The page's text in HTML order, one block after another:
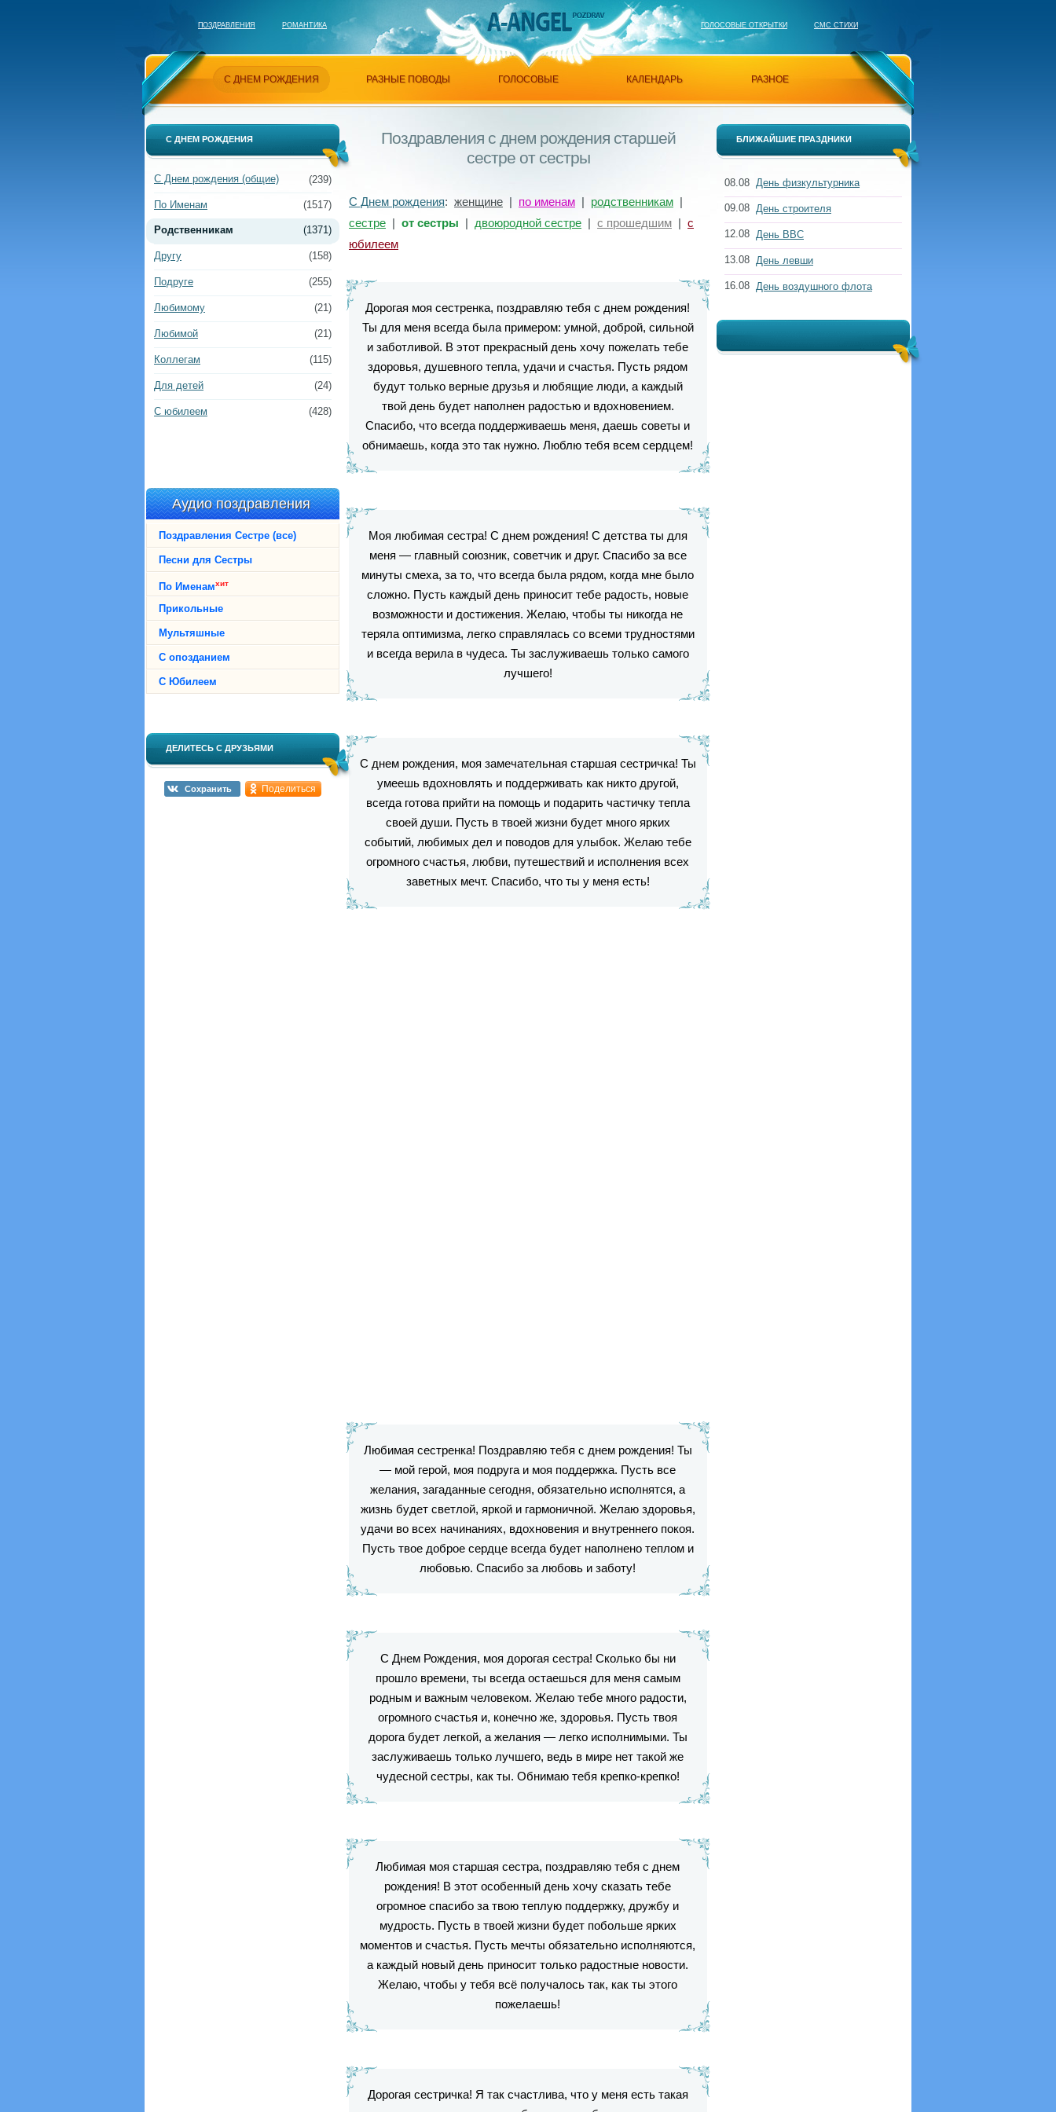
ПОЗДРАВЛЕНИЯ РОМАНТИКА ГОЛОСОВЫЕ ОТКРЫТКИ СМС СТИХИ
С ДНЕМ РОЖДЕНИЯ РАЗНЫЕ ПОВОДЫ ГОЛОСОВЫЕ КАЛЕНДАРЬ РАЗНОЕ
Поздравления с днем рождения старшей
сестре от сестры
С Днем рождения: женщине | по именам | родственникам |
сестре | от сестры | двоюродной сестре | с прошедшим | с
юбилеем
Дорогая моя сестренка, поздравляю тебя с днем рождения!
Ты для меня всегда была примером: умной, доброй, сильной
и заботливой. В этот прекрасный день хочу пожелать тебе
здоровья, душевного тепла, удачи и счастья. Пусть рядом
будут только верные друзья и любящие люди, а каждый
твой день будет наполнен радостью и вдохновением.
Спасибо, что всегда поддерживаешь меня, даешь советы и
обнимаешь, когда это так нужно. Люблю тебя всем сердцем!
Моя любимая сестра! С днем рождения! С детства ты для
меня — главный союзник, советчик и друг. Спасибо за все
минуты смеха, за то, что всегда была рядом, когда мне было
сложно. Пусть каждый день приносит тебе радость, новые
возможности и достижения. Желаю, чтобы ты никогда не
теряла оптимизма, легко справлялась со всеми трудностями
и всегда верила в чудеса. Ты заслуживаешь только самого
лучшего!
С днем рождения, моя замечательная старшая сестричка! Ты
умеешь вдохновлять и поддерживать как никто другой,
всегда готова прийти на помощь и подарить частичку тепла
своей души. Пусть в твоей жизни будет много ярких
событий, любимых дел и поводов для улыбок. Желаю тебе
огромного счастья, любви, путешествий и исполнения всех
заветных мечт. Спасибо, что ты у меня есть!
Любимая сестренка! Поздравляю тебя с днем рождения! Ты
— мой герой, моя подруга и моя поддержка. Пусть все
желания, загаданные сегодня, обязательно исполнятся, а
жизнь будет светлой, яркой и гармоничной. Желаю здоровья,
удачи во всех начинаниях, вдохновения и внутреннего покоя.
Пусть твое доброе сердце всегда будет наполнено теплом и
любовью. Спасибо за любовь и заботу!
С Днем Рождения, моя дорогая сестра! Сколько бы ни
прошло времени, ты всегда остаешься для меня самым
родным и важным человеком. Желаю тебе много радости,
огромного счастья и, конечно же, здоровья. Пусть твоя
дорога будет легкой, а желания — легко исполнимыми. Ты
заслуживаешь только лучшего, ведь в мире нет такой же
чудесной сестры, как ты. Обнимаю тебя крепко-крепко!
Любимая моя старшая сестра, поздравляю тебя с днем
рождения! В этот особенный день хочу сказать тебе
огромное спасибо за твою теплую поддержку, дружбу и
мудрость. Пусть в твоей жизни будет побольше ярких
моментов и счастья. Пусть мечты обязательно исполняются,
а каждый новый день приносит только радостные новости.
Желаю, чтобы у тебя всё получалось так, как ты этого
пожелаешь!
Дорогая сестричка! Я так счастлива, что у меня есть такая
С ДНЕМ РОЖДЕНИЯ
(239)
С Днем рождения (общие)
(1517)
По Именам
(1371)
Родственникам
(158)
Другу
(255)
Подруге
(21)
Любимому
(21)
Любимой
(115)
Коллегам
(24)
Для детей
(428)
С юбилеем
Аудио поздравления
Поздравления Сестре (все)
Песни для Сестры
По Именамхит
Прикольные
Мультяшные
С опозданием
С Юбилеем
ДЕЛИТЕСЬ С ДРУЗЬЯМИ
Сохранить Поделиться
БЛИЖАЙШИЕ ПРАЗДНИКИ
08.08 День физкультурника
09.08 День строителя
12.08 День ВВС
13.08 День левши
16.08 День воздушного флота